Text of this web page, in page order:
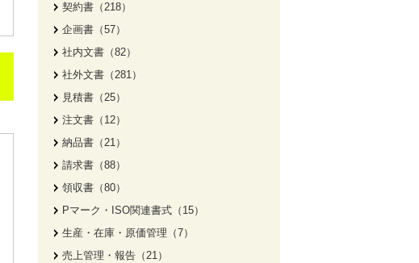
契約書（218）
企画書（57）
社内文書（82）
社外文書（281）
見積書（25）
注文書（12）
納品書（21）
請求書（88）
領収書（80）
Pマーク・ISO関連書式（15）
生産・在庫・原価管理（7）
売上管理・報告（21）